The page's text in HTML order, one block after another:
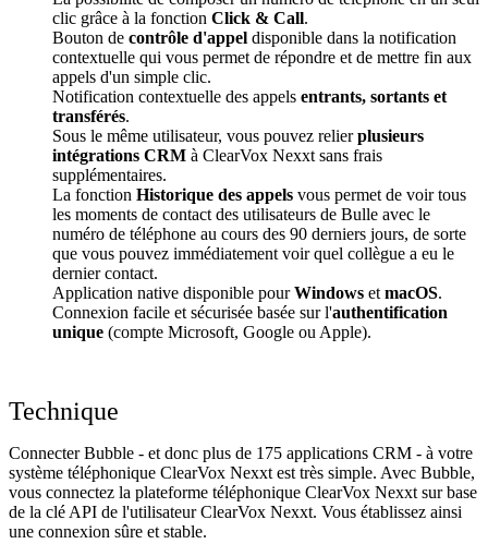
clic grâce à la fonction Click & Call.
Bouton de contrôle d'appel disponible dans la notification
contextuelle qui vous permet de répondre et de mettre fin aux
appels d'un simple clic.
Notification contextuelle des appels entrants, sortants et
transférés.
Sous le même utilisateur, vous pouvez relierplusieurs
intégrations CRM à ClearVox Nexxt sans frais
supplémentaires.
La fonction Historique des appels vous permet de voir tous
les moments de contact des utilisateurs de Bulle avec le
numéro de téléphone au cours des 90 derniers jours, de sorte
que vous pouvez immédiatement voir quel collègue a eu le
dernier contact.
Application native disponible pourWindows et macOS.
Connexion facile et sécurisée basée sur l'authentification
unique (compte Microsoft, Google ou Apple).
Technique
Connecter Bubble - et donc plus de 175 applications CRM - à votre
système téléphonique ClearVox Nexxt est très simple. Avec Bubble,
vous connectez la plateforme téléphonique ClearVox Nexxt sur base
de la clé API de l'utilisateur ClearVox Nexxt. Vous établissez ainsi
une connexion sûre et stable.